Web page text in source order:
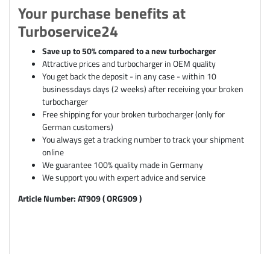
Your purchase benefits at
Turboservice24
Save up to 50% compared to a new turbocharger
Attractive prices and turbocharger in OEM quality
You get back the deposit - in any case - within 10
businessdays days (2 weeks) after receiving your broken
turbocharger
Free shipping for your broken turbocharger (only for
German customers)
You always get a tracking number to track your shipment
online
We guarantee 100% quality made in Germany
We support you with expert advice and service
Article Number: AT909 ( ORG909 )